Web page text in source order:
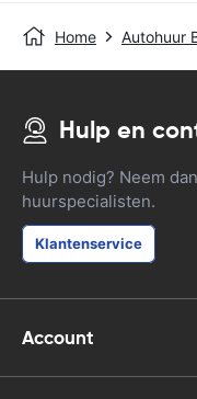
Home Autohuur
Hulp en
Hulp nodig? Neem
huurspecialisten.
Klantenservice
Account